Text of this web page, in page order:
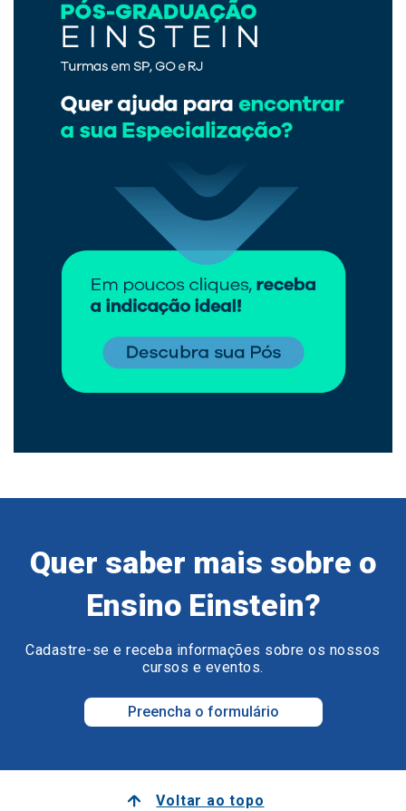
Quer saber mais sobre o
Ensino Einstein?
Cadastre-se e receba informações sobre os nossos
cursos e eventos.
Preencha o formulário
Voltar ao topo